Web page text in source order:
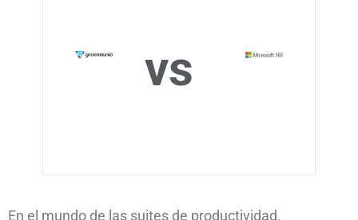
vs
En el mundo de las suites de productividad,